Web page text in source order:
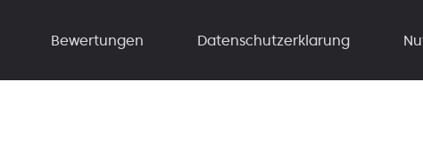
Bewertungen Datenschutzerklarung